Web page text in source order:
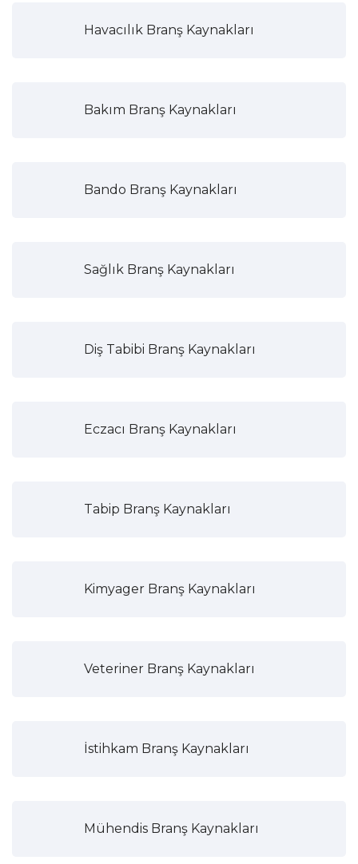
Havacılık Branş Kaynakları
Bakım Branş Kaynakları
Bando Branş Kaynakları
Sağlık Branş Kaynakları
Diş Tabibi Branş Kaynakları
Eczacı Branş Kaynakları
Tabip Branş Kaynakları
Kimyager Branş Kaynakları
Veteriner Branş Kaynakları
İstihkam Branş Kaynakları
Mühendis Branş Kaynakları